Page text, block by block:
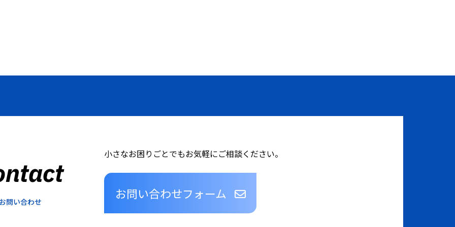
問い合わせ
小さなお困りごとでもお気軽にご相談ください。
お問い合わせフォーム